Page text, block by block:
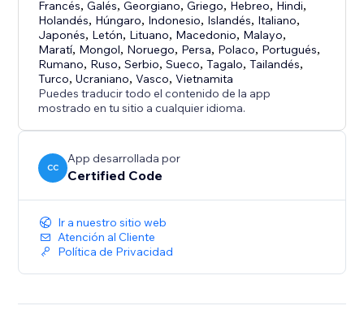
Francés,Galés,Georgiano,Griego, Hebreo, Hindi,
Holandés, Húngaro, Indonesio, Islandés, Italiano,
Japonés, Letón, Lituano, Macedonio, Malayo,
Maratí, Mongol, Noruego, Persa, Polaco, Portugués,
Rumano, Ruso,Serbio,Sueco,Tagalo,Tailandés,
Turco,Ucraniano,Vasco,Vietnamita
Puedes traducir todo el contenido de la app
mostrado en tu sitio a cualquier idioma.
CC
App desarrollada por
Certified Code
Ir a nuestro sitio web
Atención al Cliente
Política de Privacidad